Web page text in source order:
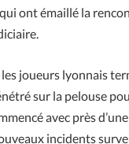
ont émaillé la
les joueurs lyonnais
sur la pelouse
avec près
incidents